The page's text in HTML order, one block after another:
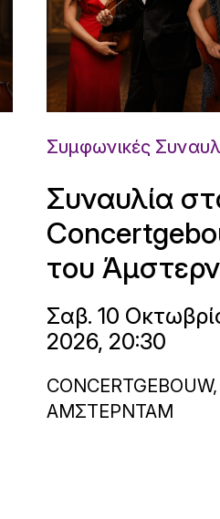
Συμφωνικές
Συναυλία
του
Σαβ. 10
2026, 20:30
CONCERTGEBOUW,
ΑΜΣΤΕΡΝΤΑΜ